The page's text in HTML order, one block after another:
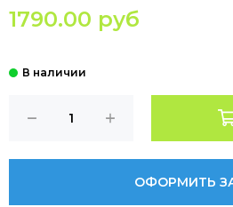
1790.00 руб
ОФОРМИТЬ